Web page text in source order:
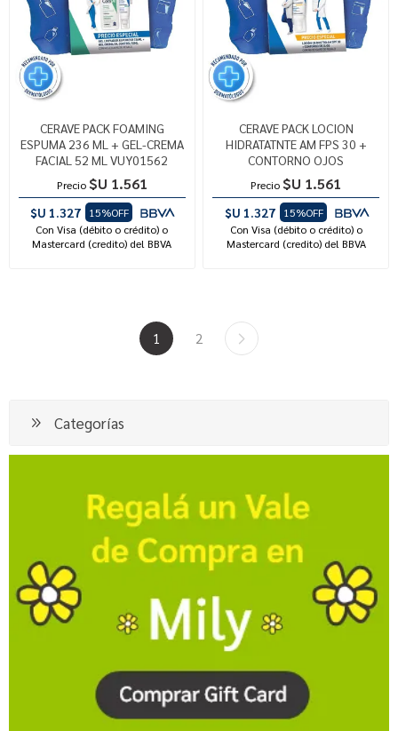
CERAVE PACK FOAMING
ESPUMA 236 ML + GEL-CREMA
FACIAL 52 ML VUY01562
Precio $U 1.561
$U 1.327
15%OFF
Con Visa (débito o crédito) o
Mastercard (credito) del BBVA
CERAVE PACK LOCION
HIDRATATNTE AM FPS 30 +
CONTORNO OJOS
Precio $U 1.561
$U 1.327
15%OFF
Con Visa (débito o crédito) o
Mastercard (credito) del BBVA
1 2
Categorías